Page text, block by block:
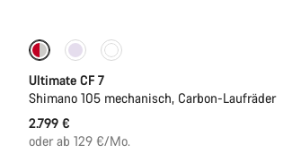
Neu
Ultimate CF 7
Shimano 105 mechanisch, Carbon-Laufräder
2.799 €
oder ab 129 €/Mo.